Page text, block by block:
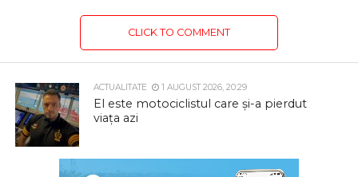
CLICK TO COMMENT
ACTUALITATE 1 AUGUST 2026, 20:29
El este motociclistul care și-a pierdut
viața azi